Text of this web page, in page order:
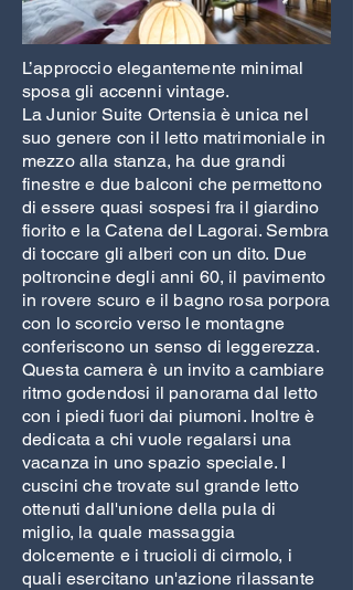
L’approccio elegantemente minimal
sposa gli accenni vintage.
La Junior Suite Ortensia è unica nel
suo genere con il letto matrimoniale in
mezzo alla stanza, ha due grandi
finestre e due balconi che permettono
di essere quasi sospesi fra il giardino
fiorito e la Catena del Lagorai. Sembra
di toccare gli alberi con un dito. Due
poltroncine degli anni 60, il pavimento
in rovere scuro e il bagno rosa porpora
con lo scorcio verso le montagne
conferiscono un senso di leggerezza.
Questa camera è un invito a cambiare
ritmo godendosi il panorama dal letto
con i piedi fuori dai piumoni. Inoltre è
dedicata a chi vuole regalarsi una
vacanza in uno spazio speciale. I
cuscini che trovate sul grande letto
ottenuti dall'unione della pula di
miglio, la quale massaggia
dolcemente e i trucioli di cirmolo, i
quali esercitano un'azione rilassante